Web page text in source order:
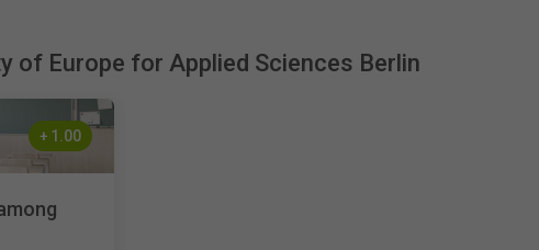
of Europe for Applied Sciences Berlin
+ 1.00